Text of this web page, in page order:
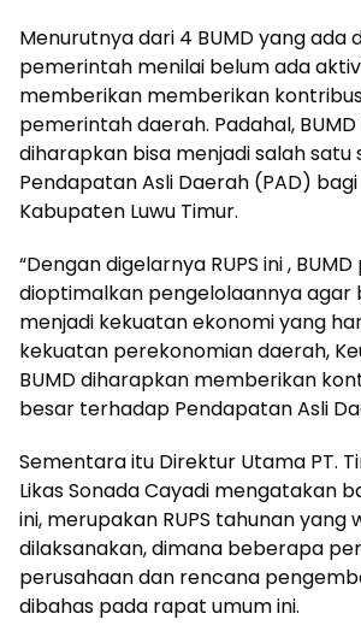
Menurutnya dari 4 BUMD yang ada
pemerintah menilai belum ada
memberikan memberikan
pemerintah daerah. Padahal,
diharapkan bisa menjadi salah satu
Pendapatan Asli Daerah (PAD)
Kabupaten Luwu Timur.
“Dengan digelarnya RUPS ini ,
dioptimalkan pengelolaannya
menjadi kekuatan ekonomi yang
kekuatan perekonomian daerah,
BUMD diharapkan memberikan
besar terhadap Pendapatan Asli
Sementara itu Direktur Utama PT.
Likas Sonada Cayadi mengatakan
ini, merupakan RUPS tahunan yang
dilaksanakan, dimana beberapa
perusahaan dan rencana
dibahas pada rapat umum ini.